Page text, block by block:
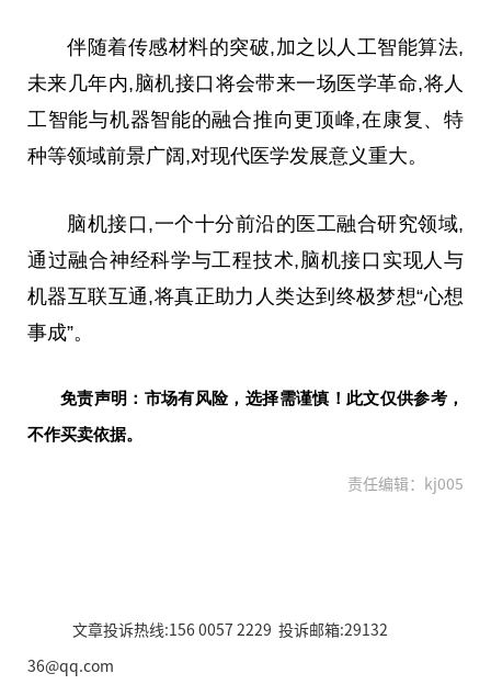
伴随着传感材料的突破,加之以人工智能算法,
未来几年内,脑机接口将会带来一场医学革命,将人
工智能与机器智能的融合推向更顶峰,在康复、特
种等领域前景广阔,对现代医学发展意义重大。
脑机接口,一个十分前沿的医工融合研究领域,
通过融合神经科学与工程技术,脑机接口实现人与
机器互联互通,将真正助力人类达到终极梦想“心想
事成”。
免责声明：市场有风险，选择需谨慎！此文仅供参考，
不作买卖依据。
责任编辑：kj005
文章投诉热线:156 0057 2229 投诉邮箱:29132
36@qq.com